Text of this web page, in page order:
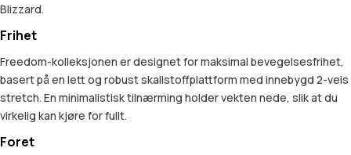
Blizzard.
Frihet
Freedom-kolleksjonen er designet for maksimal bevegelsesfrihet,
basert på en lett og robust skallstoffplattform med innebygd 2-veis
stretch. En minimalistisk tilnærming holder vekten nede, slik at du
virkelig kan kjøre for fullt.
Foret